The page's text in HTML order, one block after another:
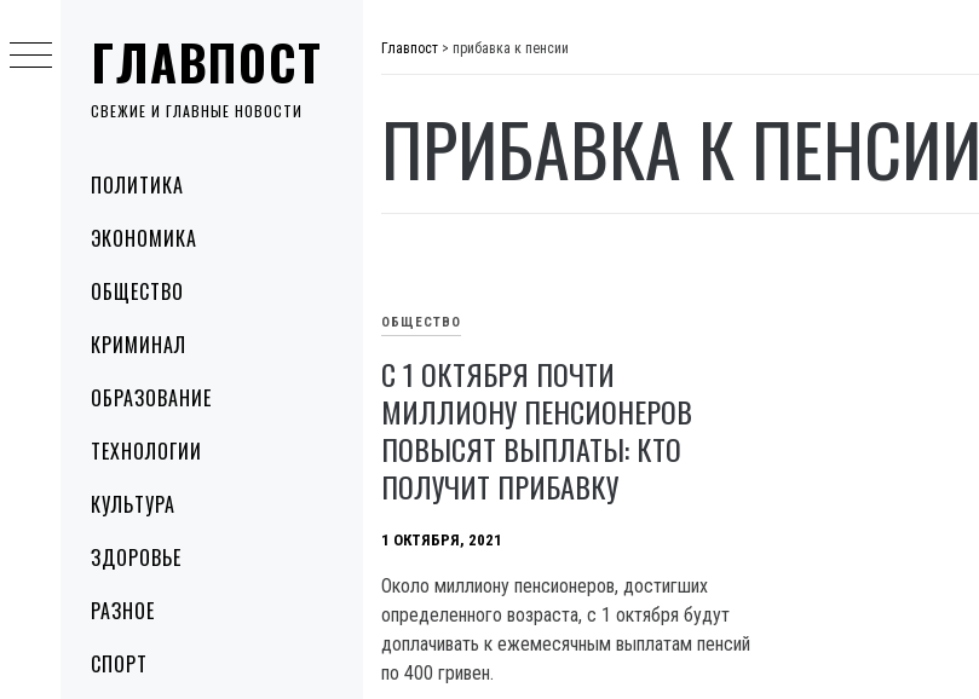
ГЛАВПОСТ
СВЕЖИЕ И ГЛАВНЫЕ НОВОСТИ
MenuПОЛИТИКА
ЭКОНОМИКА
ОБЩЕСТВО
КРИМИНАЛ
ОБРАЗОВАНИЕ
ТЕХНОЛОГИИ
КУЛЬТУРА
ЗДОРОВЬЕ
РАЗНОЕ
СПОРТ
to
content
Главпост > прибавка к пенсии
ПРИБАВКА К ПЕНСИИ
ОБЩЕСТВО
С 1 ОКТЯБРЯ ПОЧТИ
МИЛЛИОНУ ПЕНСИОНЕРОВ
ПОВЫСЯТ ВЫПЛАТЫ: КТО
ПОЛУЧИТ ПРИБАВКУ
1 ОКТЯБРЯ, 2021
Около миллиону пенсионеров, достигших
определенного возраста, с 1 октября будут
доплачивать к ежемесячным выплатам пенсий
по 400 гривен.